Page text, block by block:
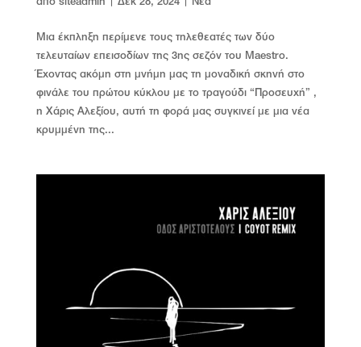
από siteadmin Δεκ 28, 2024| Νέα
Μια έκπληξη περίμενε τους τηλεθεατές των δύο
τελευταίων επεισοδίων της 3ης σεζόν του Maestro.
Έχοντας ακόμη στη μνήμη μας τη μοναδική σκηνή στο
φινάλε του πρώτου κύκλου με το τραγούδι “Προσευχή” ,
η Χάρις Αλεξίου, αυτή τη φορά μας συγκινεί με μια νέα
κρυμμένη της...